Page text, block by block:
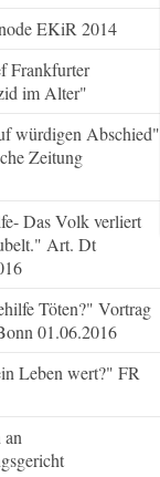
EKiR 2014
Frankfurter
im Alter"
würdigen Abschied"
Zeitung
Das Volk verliert
Art. Dt
Töten?" Vortrag
01.06.2016
Leben wert?" FR